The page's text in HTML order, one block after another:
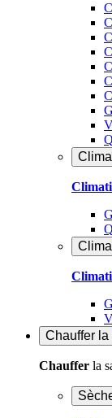
Chauffer
Chauffer la